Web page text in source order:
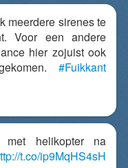
meerdere sirenes te
Voor een andere
hier zojuist ook
#Fuikkant
met helikopter na
t.co/ip9MqHS4sH